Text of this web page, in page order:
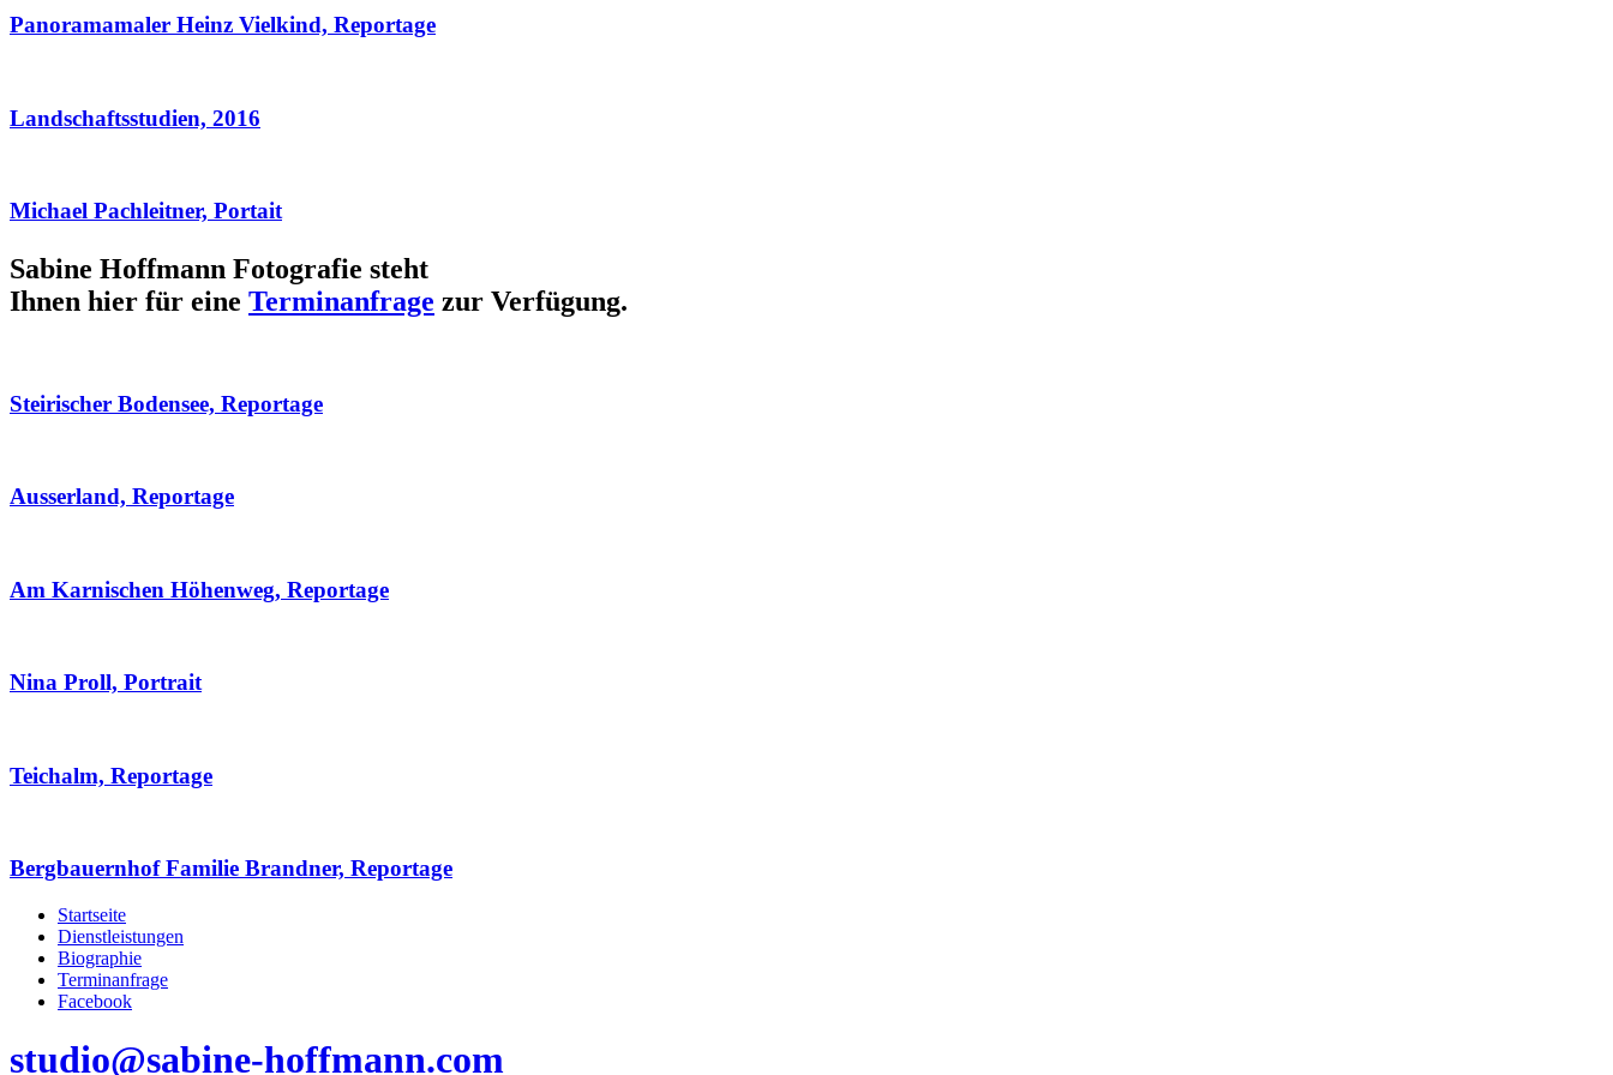
Panoramamaler Heinz Vielkind, Reportage
Landschaftsstudien, 2016
Michael Pachleitner, Portait
Sabine Hoffmann Fotografie steht
Ihnen hier für eine Terminanfrage zur Verfügung.
Steirischer Bodensee, Reportage
Ausserland, Reportage
Am Karnischen Höhenweg, Reportage
Nina Proll, Portrait
Teichalm, Reportage
Bergbauernhof Familie Brandner, Reportage
Startseite
Dienstleistungen
Biographie
Terminanfrage
Facebook
studio@sabine-hoffmann.com